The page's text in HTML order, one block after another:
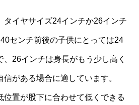
タイヤサイズ24インチか26インチ
センチ前後の子供にとっては24
26インチは身長がもう少し高く
がある場合に適しています。
位置が股下に合わせて低くできる